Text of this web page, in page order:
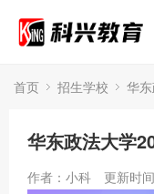
首页 招生学校 华
华东政法大学
作者：小科 更新时